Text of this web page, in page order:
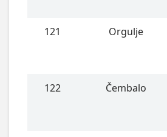
121 Orgulje
122 Čembalo